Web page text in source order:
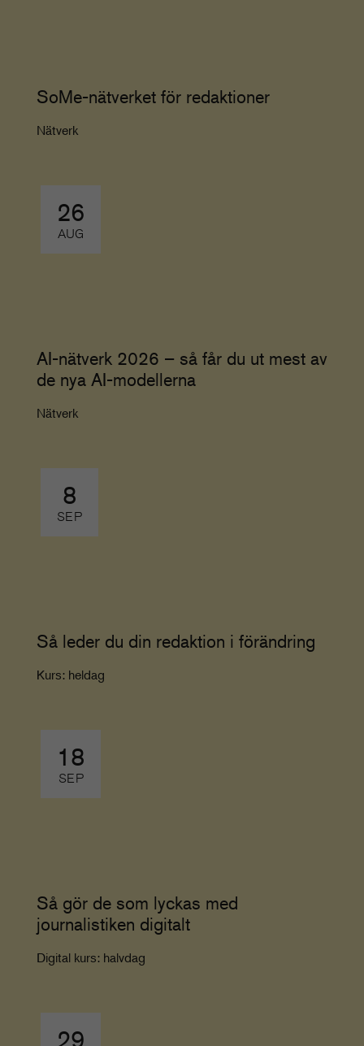
SoMe-nätverket för redaktioner
Nätverk
26
AUG
AI-nätverk 2026 – så får du ut mest av
de nya AI-modellerna
Nätverk
8
SEP
Så leder du din redaktion i förändring
Kurs: heldag
18
SEP
Så gör de som lyckas med
journalistiken digitalt
Digital kurs: halvdag
29